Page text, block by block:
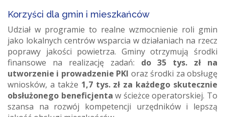
Korzyści dla gmin i mieszkańców
Udział w programie to realne wzmocnienie roli gmin
jako lokalnych centrów wsparcia w działaniach na rzecz
poprawy jakości powietrza. Gminy otrzymują środki
finansowe na realizację zadań: do 35 tys. zł na
utworzenie i prowadzenie PKI oraz środki za obsługę
wniosków, a także 1,7 tys. zł za każdego skutecznie
obsłużonego beneficjenta w ścieżce operatorskiej. To
szansa na rozwój kompetencji urzędników i lepszą